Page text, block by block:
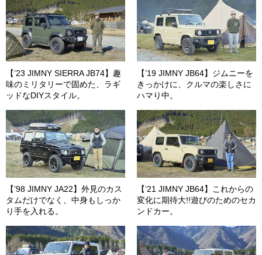
【’23 JIMNY SIERRA JB74】趣
味のミリタリーで固めた、ラギ
ッドなDIYスタイル。
【’19 JIMNY JB64】ジムニーを
きっかけに、クルマの楽しさに
ハマり中。
【’98 JIMNY JA22】外見のカス
タムだけでなく、中身もしっか
り手を入れる。
【’21 JIMNY JB64】これからの
変化に期待大!!遊びのためのセカ
ンドカー。